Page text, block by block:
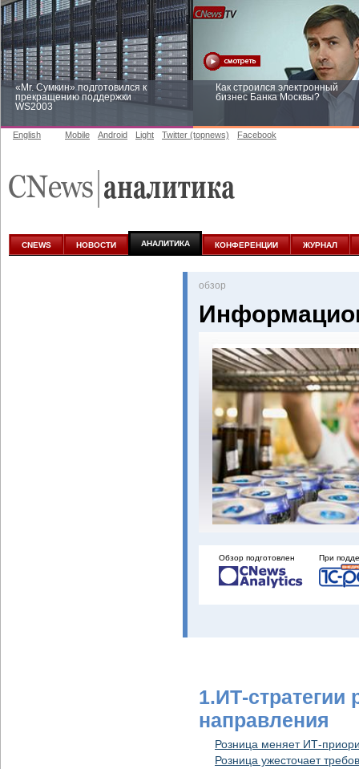
«Mr. Сумкин» подготовился к
прекращению поддержки
WS2003
Как строился электронный
бизнес Банка Москвы?
аналитике
English Mobile Android Light Twitter (topnews) Facebook
CNEWS НОВОСТИ АНАЛИТИКА КОНФЕРЕНЦИИ ЖУРНАЛ
oбзор
Обзор подготовлен При
1.ИТ-
направления
Розница меняет ИТ-
Розница ужесточает